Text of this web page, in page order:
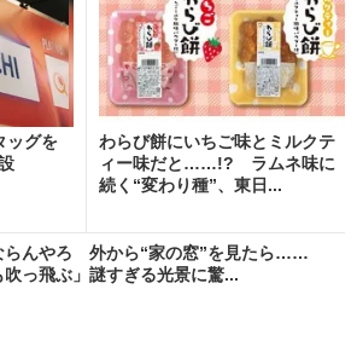
ッグを
わらび餅にいちご味とミルクテ
ィー味だと……!? ラムネ味に
続く“変わり種”、東日...
らんやろ 外から“家の窓”を見たら……
吹っ飛ぶ」謎すぎる光景に驚...